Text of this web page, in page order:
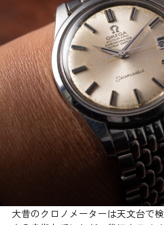
大昔のクロノメーターは天文台で